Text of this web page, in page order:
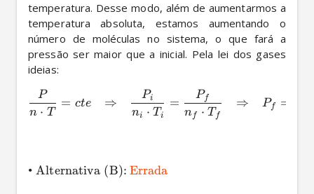
temperatura. Desse modo, além de aumentarmos a
temperatura absoluta, estamos aumentando o
número de moléculas no sistema, o que fará a
pressão ser maior que a inicial. Pela lei dos gases
ideias:
n ⋅ T
P
= cte ⇒
ni ⋅ T i
Pi =
nf ⋅ Tf
Pf ⇒ Pf =
• Alternativa (B): Errada